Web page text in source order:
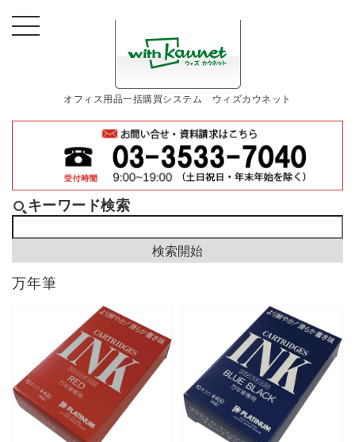
オフィス用品一括購買システム ウィズカウネット
キーワード検索
万年筆